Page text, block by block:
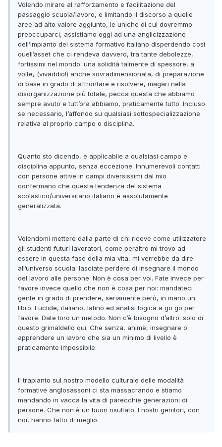
Volendo mirare al rafforzamento e facilitazione del
passaggio scuola/lavoro, e limitando il discorso a quelle
aree ad alto valore aggiunto, le uniche di cui dovremmo
preoccuparci, assistiamo oggi ad una anglicizzazione
dell’impianto del sistema formativo italiano disperdendo così
quell’asset che ci rendeva davvero, tra tante debolezze,
fortissimi nel mondo: una solidità talmente di spessore, a
volte, (vivaddio!) anche sovradimensionata, di preparazione
di base in grado di affrontare e risolvere, magari nella
disorganizzazione più totale, pecca questa che abbiamo
sempre avuto e tutt’ora abbiamo, praticamente tutto. Incluso
se necessario, l’affondo su qualsiasi sottospecializzazione
relativa al proprio campo o disciplina.
Quanto sto dicendo, è applicabile a qualsiasi campo e
disciplina appunto, senza eccezione. Innumerevoli contatti
con persone attive in campi diversissimi dal mio
confermano che questa tendenza del sistema
scolastico/universitario italiano è assolutamente
generalizzata.
Volendomi mettere dalla parte di chi riceve come utilizzatore
gli studenti futuri lavoratori, come peraltro mi trovo ad
essere in questa fase della mia vita, mi verrebbe da dire
all’universo scuola: lasciate perdere di insegnare il mondo
del lavoro alle persone. Non è cosa per voi. Fate invece per
favore invece quello che non è cosa per noi: mandateci
gente in grado di prendere, seriamente però, in mano un
libro. Euclide, italiano, latino ed analisi logica a go go per
favore. Date loro un metodo. Non c’è bisogno d’altro: solo di
questo grimaldello qui. Che senza, ahimè, insegnare o
apprendere un lavoro che sia un minimo di livello è
praticamente impossibile.
Il trapianto sul nostro modello culturale delle modalità
formative anglosassoni ci sta massacrando e stiamo
mandando in vacca la vita di parecchie generazioni di
persone. Che non è un buon risultato. I nostri genitori, con
noi, hanno fatto di meglio.